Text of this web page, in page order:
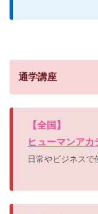
通学講座
【全国】
ヒューマンア
日常やビジネス